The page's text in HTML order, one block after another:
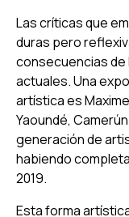
Las críticas que
duras pero
consecuencias
actuales. Una
artística es
Yaoundé,
generación de
habiendo
2019.
Esta forma